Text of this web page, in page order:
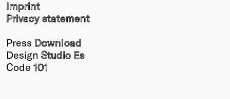
Imprint
Privacy statement
Press Download
Design Studio Es
Code 101